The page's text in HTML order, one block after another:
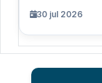
30 jul 2026